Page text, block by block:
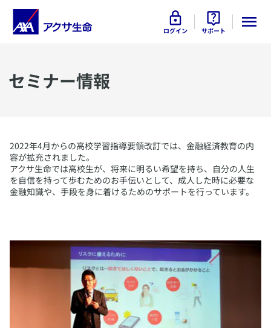
ログイン サポート
​セミナー情報
​2022年4月からの高校学習指導要領改訂では、金融経済教育の内
容が拡充されました。
アクサ生命では高校生が、将来に明るい希望を持ち、自分の人生
を自信を持って歩むためのお手伝いとして、成人した時に必要な
金融知識や、手段を身に着けるためのサポートを行っています。